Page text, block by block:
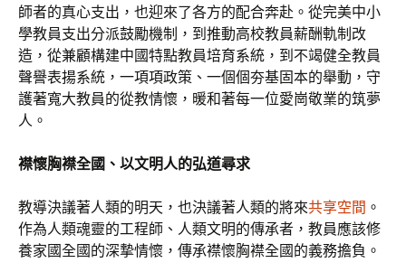
師者的真心支出，也迎來了各方的配合奔赴。從完美中小
學教員支出分派鼓勵機制，到推動高校教員薪酬軌制改
造，從兼顧構建中國特點教員培育系統，到不竭健全教員
聲譽表揚系統，一項項政策、一個個夯基固本的舉動，守
護著寬大教員的從教情懷，暖和著每一位愛崗敬業的筑夢
人。
襟懷胸襟全國、以文明人的弘道尋求
教導決議著人類的明天，也決議著人類的將來共享空間 。
作為人類魂靈的工程師、人類文明的傳承者，教員應該修
養家國全國的深摯情懷，傳承襟懷胸襟全國的義務擔負。